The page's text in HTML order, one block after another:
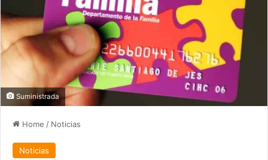
Suministrada
Home / Noticias
Noticias